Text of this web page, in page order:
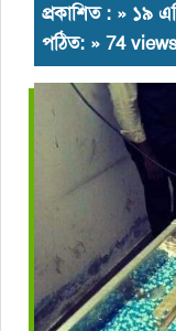
প্রকাশিত : » ১৯
পঠিত: » 74